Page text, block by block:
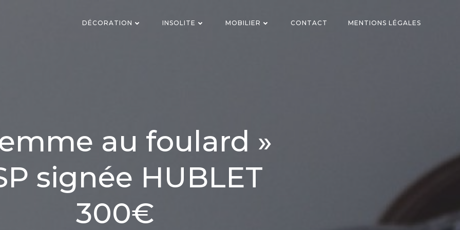
DÉCORATION INSOLITE MOBILIER CONTACT MENTIONS LÉGALES
au foulard »
signée HUBLET
300€